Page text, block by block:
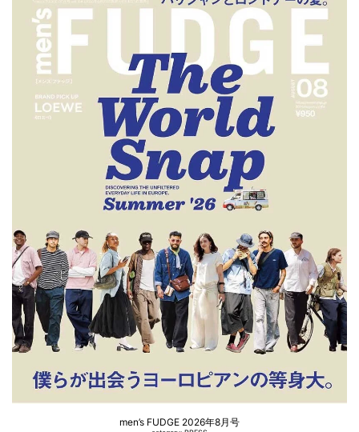
men’s FUDGE 2026年8月号